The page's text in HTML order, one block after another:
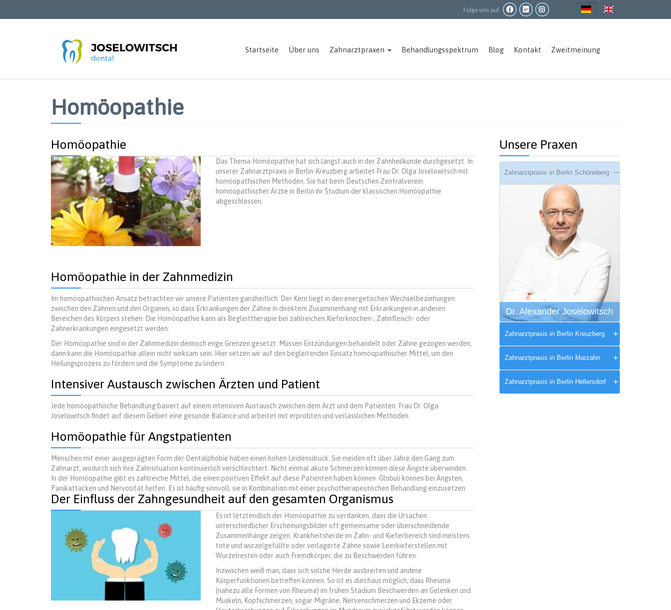
Inhalt
Folge uns auf:
Main
Startseite Über uns Zahnarztpraxen Behandlungsspektrum Blog Kontakt Zweitmeinung
Homöopathie
Homöopathie
Das Thema Homöopathie hat sich längst auch in der Zahnheilkunde durchgesetzt. In
unserer Zahnarztpraxis in Berlin-Kreuzberg arbeitet Frau Dr. Olga Joselowitsch mit
homöopathischen Methoden. Sie hat beim Deutschen Zentralverein
homöopathischer Ärzte in Berlin ihr Studium der klassischen Homöopathie
abgeschlossen.
Homöopathie in der Zahnmedizin
Im homöopathischen Ansatz betrachten wir unsere Patienten ganzheitlich. Der Kern liegt in den energetischen Wechselbeziehungen
zwischen den Zähnen und den Organen, so dass Erkrankungen der Zähne in direktem Zusammenhang mit Erkrankungen in anderen
Bereichen des Körpers stehen. Die Homöopathie kann als Begleittherapie bei zahlreichen Kieferknochen-, Zahnfleisch- oder
Zahnerkrankungen eingesetzt werden.
Der Homöopathie sind in der Zahnmedizin dennoch enge Grenzen gesetzt. Müssen Entzündungen behandelt oder Zähne gezogen werden,
dann kann die Homöopathie allein nicht wirksam sein. Hier setzen wir auf den begleitenden Einsatz homöopathischer Mittel, um den
Heilungsprozess zu fördern und die Symptome zu lindern.
Intensiver Austausch zwischen Ärzten und Patient
Jede homöopathische Behandlung basiert auf einem intensiven Austausch zwischen dem Arzt und dem Patienten. Frau Dr. Olga
Joselowitsch findet auf diesem Gebiet eine gesunde Balance und arbeitet mit erprobten und verlässlichen Methoden.
Homöopathie für Angstpatienten
Menschen mit einer ausgeprägten Form der Dentalphobie haben einen hohen Leidensdruck. Sie meiden oft über Jahre den Gang zum
Zahnarzt, wodurch sich ihre Zahnsituation kontinuierlich verschlechtert. Nicht einmal akute Schmerzen können diese Ängste überwinden.
In der Homöopathie gibt es zahlreiche Mittel, die einen positiven Effekt auf diese Patienten haben können. Globuli können bei Ängsten,
Panikattacken und Nervosität helfen. Es ist häufig sinnvoll, sie in Kombination mit einer psychotherapeutischen Behandlung einzusetzen.
Der Einfluss der Zahngesundheit auf den gesamten Organismus
Es ist letztendlich der Homöopathie zu verdanken, dass die Ursachen
unterschiedlicher Erscheinungsbilder oft gemeinsame oder überschneidende
Zusammenhänge zeigen. Krankheitsherde im Zahn- und Kieferbereich sind meistens
tote und wurzelgefüllte oder verlagerte Zähne sowie Leerkieferstellen mit
Wurzelresten oder auch Fremdkörper, die zu Beschwerden führen.
Inzwischen weiß man, dass sich solche Herde ausbreiten und andere
Körperfunktionen betreffen können. So ist es durchaus möglich, dass Rheuma
(nahezu alle Formen von Rheuma) im frühen Stadium Beschwerden an Gelenken und
Muskeln, Kopfschmerzen, sogar Migräne, Nervenschmerzen und Ekzeme oder
Unsere Praxen
Zahnarztpraxis in Berlin Schöneberg
Dr. Alexander Joselowitsch
Zahnarztpraxis in Berlin Kreuzberg
Zahnarztpraxis in Berlin Marzahn
Zahnarztpraxis in Berlin Hellersdorf